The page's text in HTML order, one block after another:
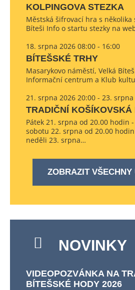
KOLPINGOVA STEZKA
Městská šifrovací hra s několika
Bíteši Info o startu stezky na
18. srpna 2026 08:00 - 16:00
BÍTEŠSKÉ TRHY
Masarykovo náměstí, Velká
Informační centrum a Klub
21. srpna 2026 20:00 - 23. srpna
TRADIČNÍ KOŠÍKOVSKÁ
Pátek 21. srpna od 20.00 hodin -
sobotu 22. srpna od 20.00
neděli 23. srpna…
ZOBRAZIT VŠECHNY
NOVINKY
VIDEOPOZVÁNKA NA
BÍTEŠSKÉ HODY 2026